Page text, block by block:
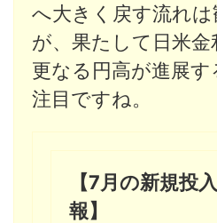
へ大きく戻す流れ
が、果たして日米金
更なる円高が進展す
注目ですね。
【7月の新規投
報】